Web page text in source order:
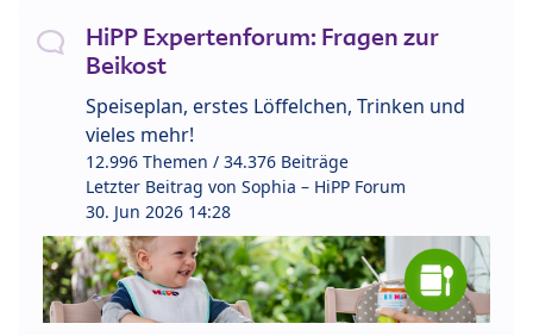
HiPP Expertenforum: Fragen zur
Beikost
Speiseplan, erstes Löffelchen, Trinken und
vieles mehr!
12.996 Themen / 34.376 Beiträge
Letzter Beitrag von Sophia – HiPP Forum
30. Jun 2026 14:28